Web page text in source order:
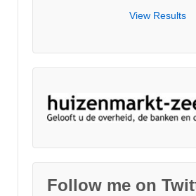
View Results
Follow me on